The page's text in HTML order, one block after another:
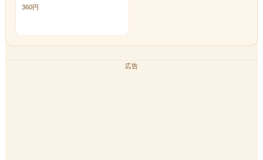
360円
広告